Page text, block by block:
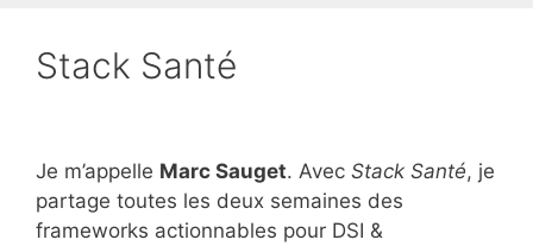
Stack Santé
Je m’appelle Marc Sauget. Avec Stack Santé, je
partage toutes les deux semaines des
frameworks actionnables pour DSI &